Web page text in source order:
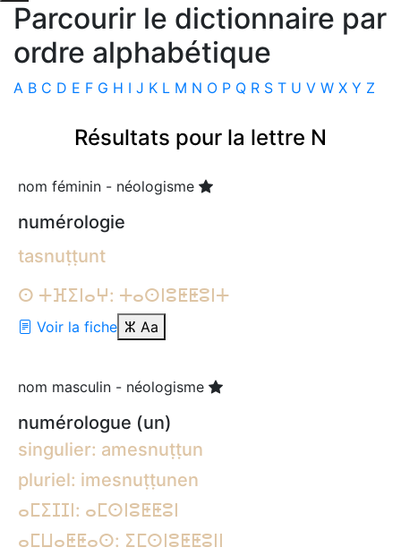
Parcourir le dictionnaire par
ordre alphabétique
A B C D E F G H I J K L M N O P Q R S T U V W X Y Z
Résultats pour la lettre N
nom féminin - néologisme
numérologie
tasnuṭṭunt
ⵙ ⵜⴼⵉⵏⴰⵖ: ⵜⴰⵙⵏⵓⵟⵟⵓⵏⵜ
Voir la fiche ⵣ Aa
nom masculin - néologisme
numérologue (un)
singulier: amesnuṭṭun
pluriel: imesnuṭṭunen
ⴰⵎⵉⵊⵊⵏ: ⴰⵎⵙⵏⵓⵟⵟⵓⵏ
ⴰⵎⵡⴰⵟⵟⴰⵙ: ⵉⵎⵙⵏⵓⵟⵟⵓⵏⵏ